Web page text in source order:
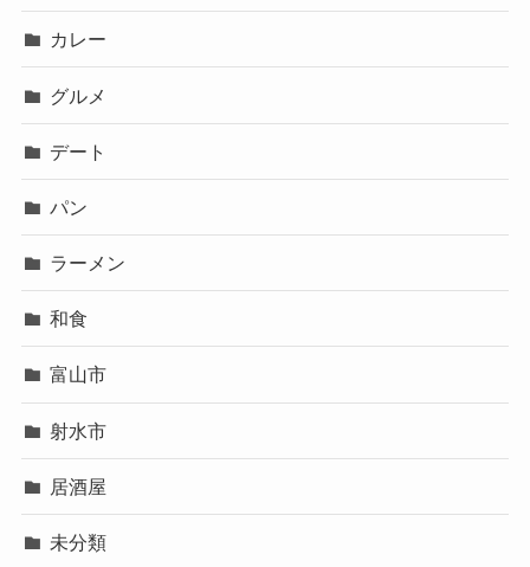
カレー
グルメ
デート
パン
ラーメン
和食
富山市
射水市
居酒屋
未分類